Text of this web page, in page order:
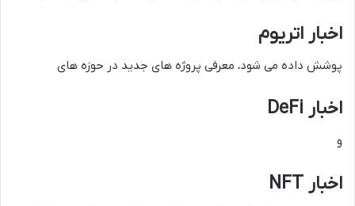
اخبار اتریوم
پوشش داده می شود، معرفی پروژه های جدید در حوزه های
اخبار DeFi
و
اخبار NFT